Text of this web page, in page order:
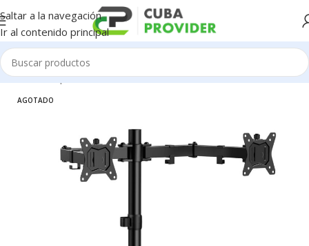
Saltar a la navegación
Ir al contenido principal
Inicio/Componentes de PC/Monitores
AGOTADO